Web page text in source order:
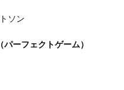
ソン
（パーフェクトゲーム）